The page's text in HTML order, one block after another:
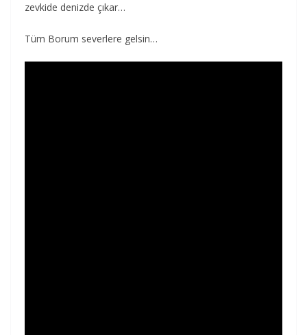
zevkide denizde çıkar…
Tüm Borum severlere gelsin…